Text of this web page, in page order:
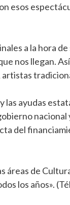
esos
a la hora
nos llegan.
ayudas
del
áreas de
los años».